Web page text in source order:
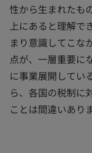
性から生まれたも
上にあると理解で
まり意識してこな
点が、一層重要に
に事業展開してい
ら、各国の税制に
ことは間違いあり